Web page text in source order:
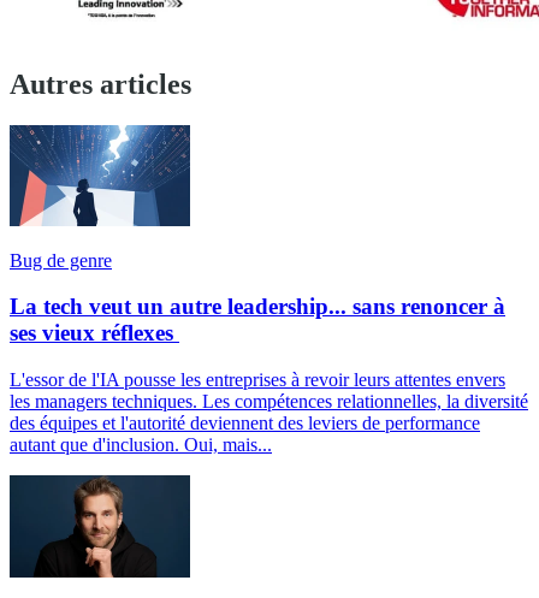
Autres articles
Bug de genre
La tech veut un autre leadership... sans renoncer à
ses vieux réflexes
L'essor de l'IA pousse les entreprises à revoir leurs attentes envers
les managers techniques. Les compétences relationnelles, la diversité
des équipes et l'autorité deviennent des leviers de performance
autant que d'inclusion. Oui, mais...